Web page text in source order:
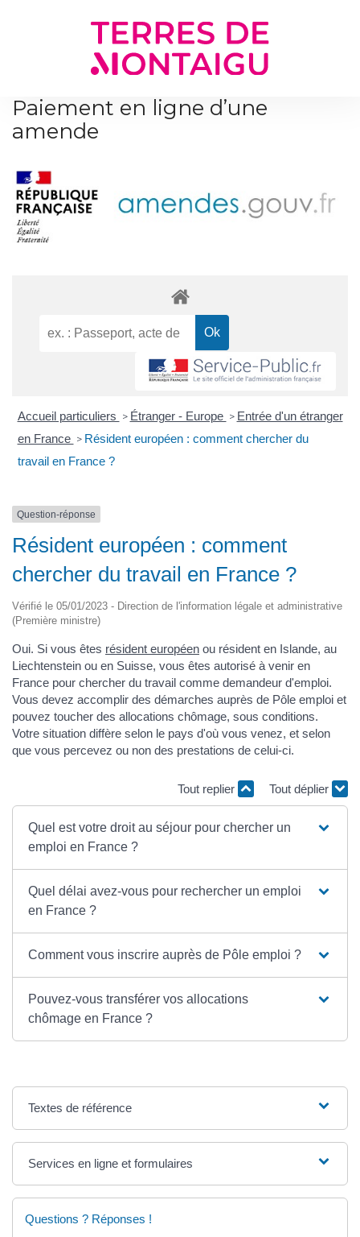
Paiement en ligne d’une
amende
Accueil particuliers > Étranger - Europe > Entrée d'un étranger
en France > Résident européen : comment chercher du
travail en France ?
Question-réponse
Résident européen : comment
chercher du travail en France ?
Vérifié le 05/01/2023 - Direction de l'information légale et administrative
(Première ministre)
Oui. Si vous êtes résident européen ou résident en Islande, au
Liechtenstein ou en Suisse, vous êtes autorisé à venir en
France pour chercher du travail comme demandeur d'emploi.
Vous devez accomplir des démarches auprès de Pôle emploi et
pouvez toucher des allocations chômage, sous conditions.
Votre situation diffère selon le pays d'où vous venez, et selon
que vous percevez ou non des prestations de celui-ci.
Tout replier Tout déplier
Quel est votre droit au séjour pour chercher un
emploi en France ?
Quel délai avez-vous pour rechercher un emploi
en France ?
Comment vous inscrire auprès de Pôle emploi ?
Pouvez-vous transférer vos allocations
chômage en France ?
Textes de référence
Services en ligne et formulaires
Questions ? Réponses !